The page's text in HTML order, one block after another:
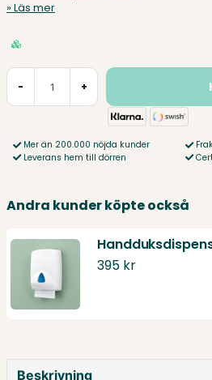
Läs mer
- +
Mer än 200.000 nöjda kunder
Leverans hem till dörren
Andra kunder köpte också
395 kr
Beskrivning